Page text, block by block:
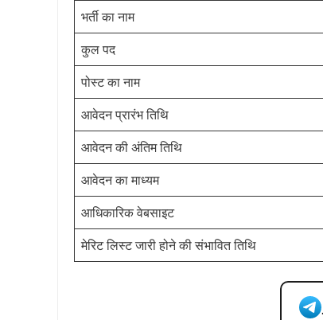
भर्ती का नाम
कुल पद
पोस्ट का नाम
आवेदन प्रारंभ तिथि
आवेदन की अंतिम तिथि
आवेदन का माध्यम
आधिकारिक वेबसाइट
मेरिट लिस्ट जारी होने की संभावित तिथि